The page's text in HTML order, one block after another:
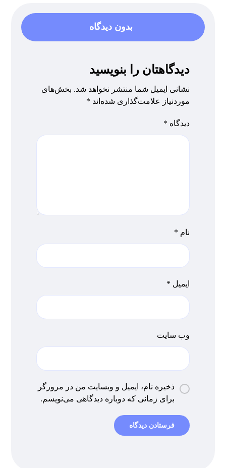
بدون دیدگاه
دیدگاهتان را بنویسید
نشانی ایمیل شما منتشر نخواهد شد. بخش‌های
موردنیاز علامت‌گذاری شده‌اند *
دیدگاه *
نام *
ایمیل *
وب‌ سایت
ذخیره نام، ایمیل و وبسایت من در مرورگر
برای زمانی که دوباره دیدگاهی می‌نویسم.